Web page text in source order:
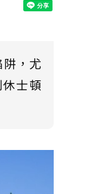
，尤
休士頓